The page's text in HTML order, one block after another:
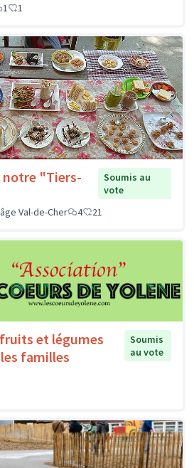
1 1
notre "Tiers-
Soumis au
vote
Val-de-Cher
4 21
et légumes
familles
Soumis
au vote